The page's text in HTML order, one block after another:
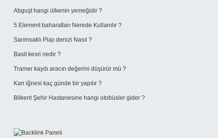
Abguşt hangi ülkenin yemeğidir ?
5 Element baharatları Nerede Kullanılır ?
Sarımsaklı Plajı denizi Nasıl ?
Basit kesri nedir ?
Tramer kaydı aracın değerini düşürür mü ?
Kan iğnesi kaç günde bir yapılır ?
Bilkent Şehir Hastanesine hangi otobüsler gider ?